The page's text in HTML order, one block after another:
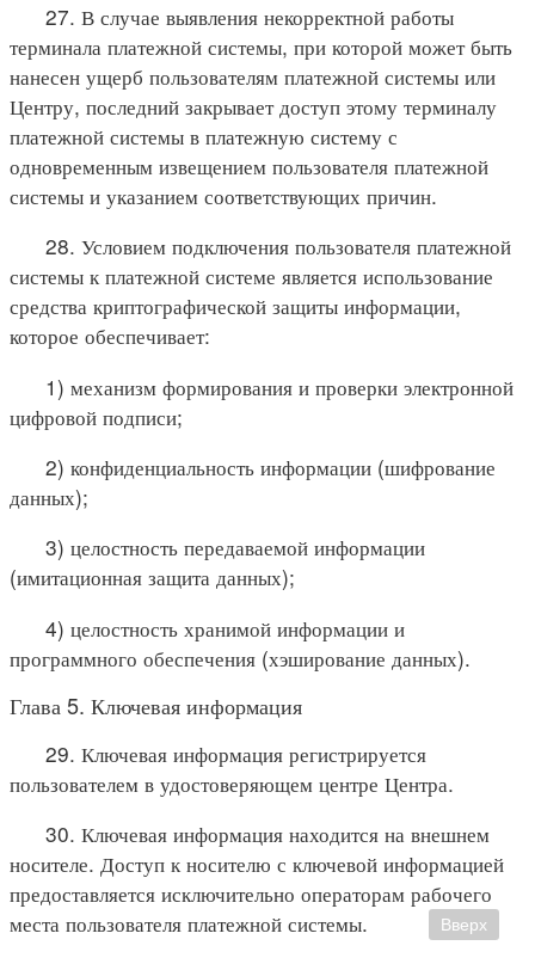
27. В случае выявления некорректной работы
терминала платежной системы, при которой может быть
нанесен ущерб пользователям платежной системы или
Центру, последний закрывает доступ этому терминалу
платежной системы в платежную систему с
одновременным извещением пользователя платежной
системы и указанием соответствующих причин.
28. Условием подключения пользователя платежной
системы к платежной системе является использование
средства криптографической защиты информации,
которое обеспечивает:
1) механизм формирования и проверки электронной
цифровой подписи;
2) конфиденциальность информации (шифрование
данных);
3) целостность передаваемой информации
(имитационная защита данных);
4) целостность хранимой информации и
программного обеспечения (хэширование данных).
Глава 5. Ключевая информация
29. Ключевая информация регистрируется
пользователем в удостоверяющем центре Центра.
30. Ключевая информация находится на внешнем
носителе. Доступ к носителю с ключевой информацией
предоставляется исключительно операторам рабочего
места пользователя платежной системы.
Вверх